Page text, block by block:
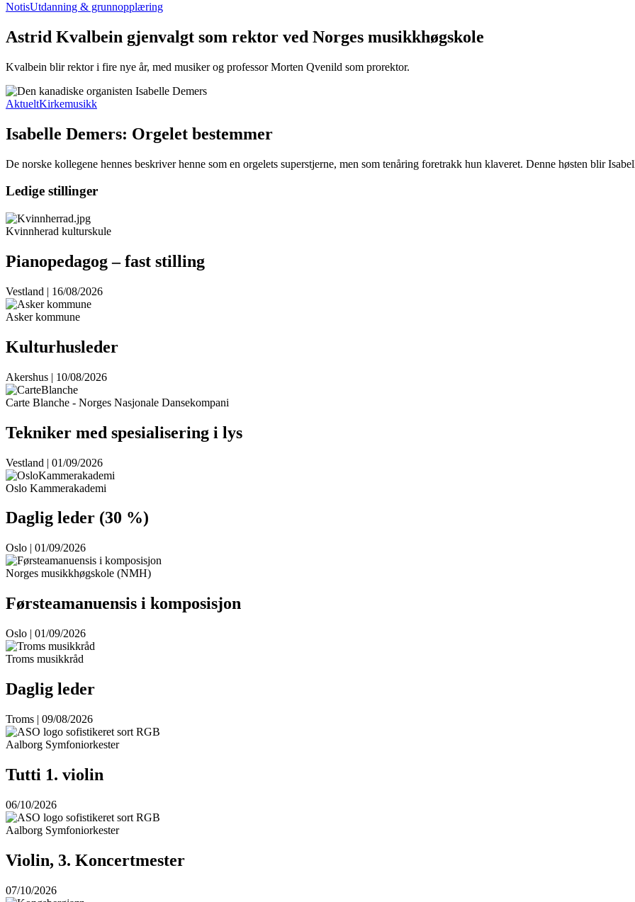
NotisUtdanning & grunnopplæring
Astrid Kvalbein gjenvalgt som rektor ved Norges musikkhøgskole
Kvalbein blir rektor i fire nye år, med musiker og professor Morten Qvenild som prorektor.
AktueltKirkemusikk
Isabelle Demers: Orgelet bestemmer
De norske kollegene hennes beskriver henne som en orgelets superstjerne, men som tenåring foretrakk hun klaveret. Denne høsten blir
Ledige stillinger
Kvinnherad kulturskule
Pianopedagog – fast stilling
Vestland | 16/08/2026
Asker kommune
Kulturhusleder
Akershus | 10/08/2026
Carte Blanche - Norges Nasjonale Dansekompani
Tekniker med spesialisering i lys
Vestland | 01/09/2026
Oslo Kammerakademi
Daglig leder (30 %)
Oslo | 01/09/2026
Norges musikkhøgskole (NMH)
Førsteamanuensis i komposisjon
Oslo | 01/09/2026
Troms musikkråd
Daglig leder
Troms | 09/08/2026
Aalborg Symfoniorkester
Tutti 1. violin
06/10/2026
Aalborg Symfoniorkester
Violin, 3. Koncertmester
07/10/2026